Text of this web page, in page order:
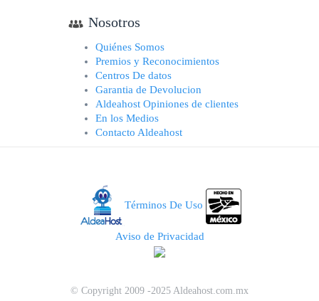
Nosotros
Quiénes Somos
Premios y Reconocimientos
Centros De datos
Garantia de Devolucion
Aldeahost Opiniones de clientes
En los Medios
Contacto Aldeahost
Términos De Uso
Aviso de Privacidad
© Copyright 2009 -2025 Aldeahost.com.mx